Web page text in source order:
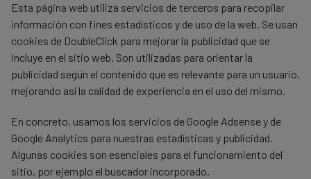
Esta página web utiliza servicios de terceros para recopilar
información con fines estadísticos y de uso de la web. Se usan
cookies de DoubleClick para mejorar la publicidad que se
incluye en el sitio web. Son utilizadas para orientar la
publicidad según el contenido que es relevante para un usuario,
mejorando así la calidad de experiencia en el uso del mismo.
En concreto, usamos los servicios de Google Adsense y de
Google Analytics para nuestras estadísticas y publicidad.
Algunas cookies son esenciales para el funcionamiento del
sitio, por ejemplo el buscador incorporado.